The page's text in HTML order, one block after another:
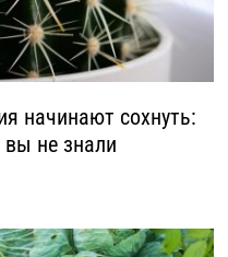
начинают сохнуть:
не знали